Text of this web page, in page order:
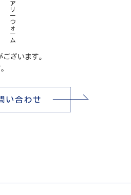
ア
リ
ー
ウ
ォ
ー
ム
ざいます。
い合わせ